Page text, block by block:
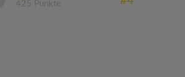
425 Punkte